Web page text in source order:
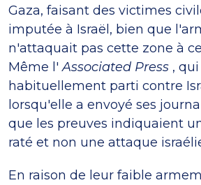
Gaza, faisant des victimes
imputée à Israël, bien que
n'attaquait pas cette zone à
Même l'Associated Press ,
habituellement parti contre
lorsqu'elle a envoyé ses
que les preuves indiquaient
raté et non une attaque
En raison de leur faible